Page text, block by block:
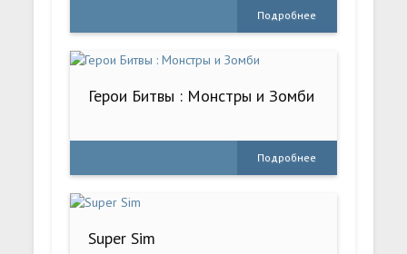
Подробнее
Герои Битвы : Монстры и Зомби
Подробнее
Super Sim